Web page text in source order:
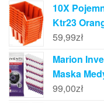
10X
Ktr23
59,99zł
Marion
Maska
99,00zł